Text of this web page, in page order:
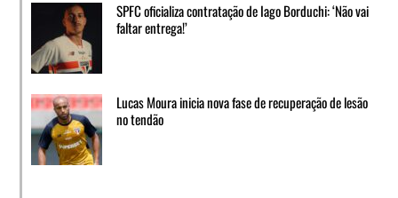
SPFC oficializa contratação de Iago Borduchi: ‘Não vai
faltar entrega!’
Lucas Moura inicia nova fase de recuperação de lesão
no tendão